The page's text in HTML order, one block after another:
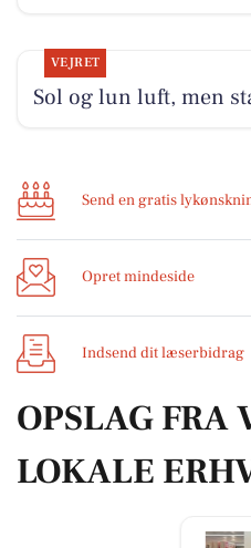
VEJRET
Sol og lun luft, men
Send en gratis
Opret mindeside
Indsend dit læserbidrag
OPSLAG FRA
LOKALE